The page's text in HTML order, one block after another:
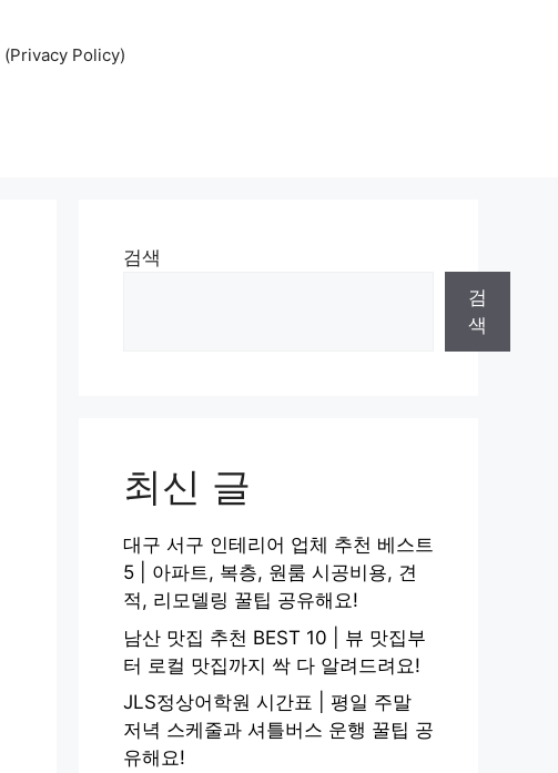
(Privacy Policy)
검색
검
색
최신 글
대구 서구 인테리어 업체 추천 베스트
5 | 아파트, 복층, 원룸 시공비용, 견
적, 리모델링 꿀팁 공유해요!
남산 맛집 추천 BEST 10 | 뷰 맛집부
터 로컬 맛집까지 싹 다 알려드려요!
JLS정상어학원 시간표 | 평일 주말
저녁 스케줄과 셔틀버스 운행 꿀팁 공
유해요!